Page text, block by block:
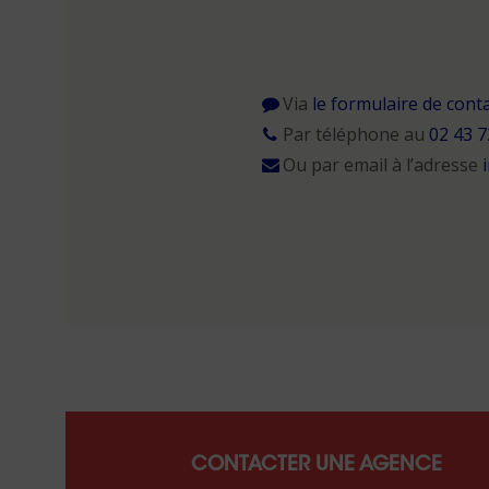
Via le formulaire de
Par téléphone au 02 43
Ou par email à l’adresse
CONTACTER UNE AGENCE